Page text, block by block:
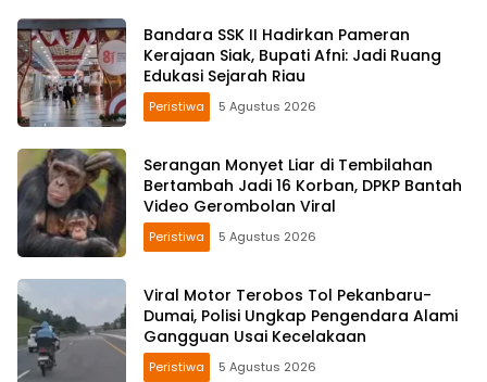
Bandara SSK II Hadirkan Pameran
Kerajaan Siak, Bupati Afni: Jadi Ruang
Edukasi Sejarah Riau
Peristiwa 5 Agustus 2026
Serangan Monyet Liar di Tembilahan
Bertambah Jadi 16 Korban, DPKP Bantah
Video Gerombolan Viral
Peristiwa 5 Agustus 2026
Viral Motor Terobos Tol Pekanbaru-
Dumai, Polisi Ungkap Pengendara Alami
Gangguan Usai Kecelakaan
Peristiwa 5 Agustus 2026